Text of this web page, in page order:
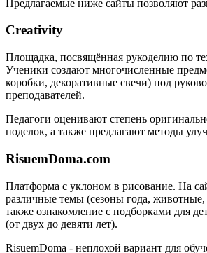
Предлагаемые ниже сайты позволяют
Creativity
Площадка, посвящённая рукоделию по
Ученики создают многочисленные
коробки, декоративные свечи) под
преподавателей.
Педагоги оценивают степень
поделок, а также предлагают методы
RisuemDoma.com
Платформа с уклоном в рисование. На
различные темы (сезоны года,
также ознакомление с подборками для
(от двух до девяти лет).
RisuemDoma - неплохой вариант для